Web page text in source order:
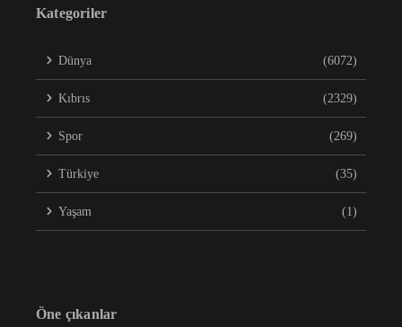
Kategoriler
Dünya (6072)
Kıbrıs (2329)
Spor (269)
Türkiye (35)
Yaşam (1)
Öne çıkanlar